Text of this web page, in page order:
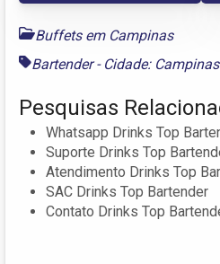
Buffets em Campinas
Bartender - Cidade:
Pesquisas
Whatsapp Drinks Top
Suporte Drinks Top
Atendimento Drinks Top
SAC Drinks Top Bartender
Contato Drinks Top